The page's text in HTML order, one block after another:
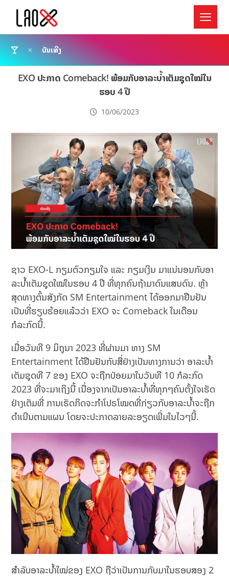
ບັນເທີງ
EXO ປະກາດ Comeback! ພ້ອມກັບອາລະບ້ຳເຕັມຊຸດໃໝ່ໃນ
ຮອບ 4 ປີ
10/06/2023
ຊາວ EXO-L ກຽມຕົວກຽມໃຈ ແລະ ກຽມເງິນ ມາແນ່ນອນກັບອາ
ລະບ້ຳເຕັມຊຸດໃໝ່ໃນຮອບ 4 ປີ ທີ່ທຸກຄົນຖ້າມາດົນແສນດົນ. ຫຼ້າ
ສຸດທາງຕົ້ນສັງກັດ SM Entertainment ໄດ້ອອກມາຢືນຢັນ
ເປັນທີ່ຮຽບຮ້ອຍແລ້ວວ່າ EXO ຈະ Comeback ໃນເດືອນ
ກໍລະກົດນີ້.
ເມື່ອວັນທີ 9​ ມິຖຸນາ 2023 ທີ່ຜ່ານມາ ທາງ SM
Entertainment ໄດ້ຢືນຢັນກັບສື່ຢ່າງເປັນທາງການວ່າ ອາລະບ້ຳ
ເຕັມຊຸດທີ 7 ຂອງ EXO ຈະຖືກປ່ອຍມາໃນວັນທີ 10 ກໍລະກົດ
2023 ທີ່ຈະມາເຖິງນີ້ ເນື່ອງຈາກເປັນອາລະບ້ຳທີ່ທຸກໆຄົນຕັ້ງໃຈເຮັດ
ຢ່າງເຕັມທີ່ ການເຮັດກິດຈະກຳໂປຣໂໝດທີ່ກ່ຽວກັບອາລະບ້ຳຈະຖືກ
ດຳເນີນຕາມແຜນ ໂດຍຈະປະກາດລາຍລະອຽດເພີ່ມໃນໄວໆນີ້.
ສຳລັບອາລະບ້ຳໃໝ່ຂອງ EXO ຖືວ່າເປັນການກັບມາໃນຮອບສອງ 2